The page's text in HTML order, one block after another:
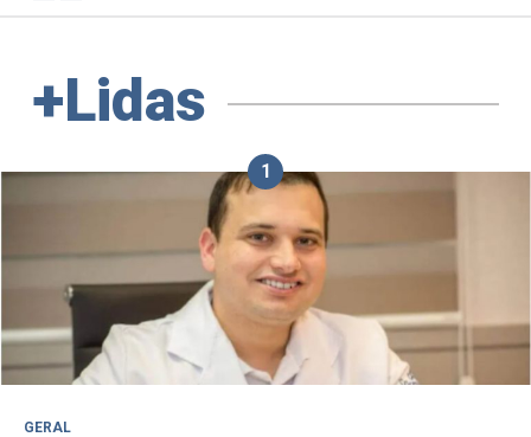
+Lidas
1
GERAL